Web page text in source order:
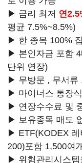
▶ 금리 최저 연
평균 7.5%~8.5%)
▶ 한 종목 100%
▶ 본인자금 포함
단위 연장)
▶ 무방문 , 무서류
▶ 마이너스 통장
▶ 연장수수료 및
▶ 보유종목 매도
▶ ETF(KODEX 레
200)포함 1,500여
▶ 위험관리시스템